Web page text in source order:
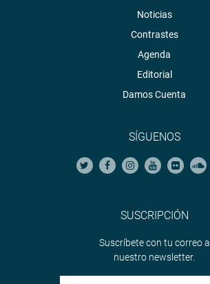
Noticias
Contrastes
Agenda
Editorial
Damos Cuenta
SÍGUENOS
SUSCRIPCIÓN
Suscríbete con tu correo a
nuestro newsletter.